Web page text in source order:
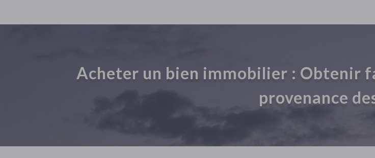
Acheter un bien immobilier : Obtenir
provenance